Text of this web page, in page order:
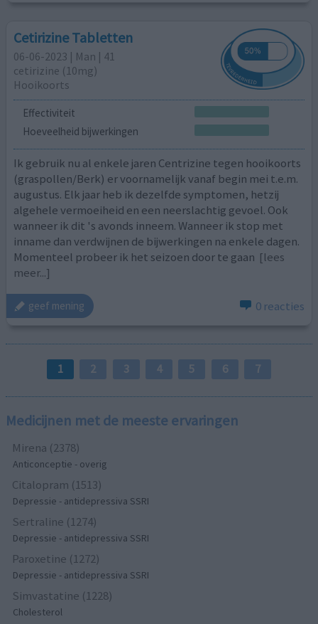
Cetirizine Tabletten
06-06-2023 | Man | 41
cetirizine (10mg)
Hooikoorts
Effectiviteit
Hoeveelheid bijwerkingen
Ik gebruik nu al enkele jaren Centrizine tegen hooikoorts
(graspollen/Berk) er voornamelijk vanaf begin mei t.e.m.
augustus. Elk jaar heb ik dezelfde symptomen, hetzij
algehele vermoeiheid en een neerslachtig gevoel. Ook
wanneer ik dit 's avonds inneem. Wanneer ik stop met
inname dan verdwijnen de bijwerkingen na enkele dagen.
Momenteel probeer ik het seizoen door te gaan [lees
meer...]
geef mening 0 reacties
1 2 3 4 5 6 7
Medicijnen met de meeste ervaringen
Mirena (2378)
Anticonceptie - overig
Citalopram (1513)
Depressie - antidepressiva SSRI
Sertraline (1274)
Depressie - antidepressiva SSRI
Paroxetine (1272)
Depressie - antidepressiva SSRI
Simvastatine (1228)
Cholesterol